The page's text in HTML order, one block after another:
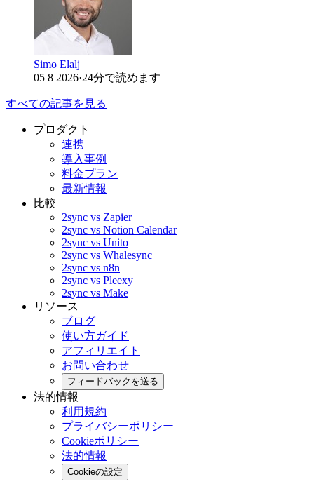
Simo Elalj
05 8 2026·24分で読めます
すべての記事を見る
プロダクト
連携
導入事例
料金プラン
最新情報
比較
2sync vs Zapier
2sync vs Notion Calendar
2sync vs Unito
2sync vs Whalesync
2sync vs n8n
2sync vs Pleexy
2sync vs Make
リソース
ブログ
使い方ガイド
アフィリエイト
お問い合わせ
フィードバックを送る
法的情報
利用規約
プライバシーポリシー
Cookieポリシー
法的情報
Cookieの設定